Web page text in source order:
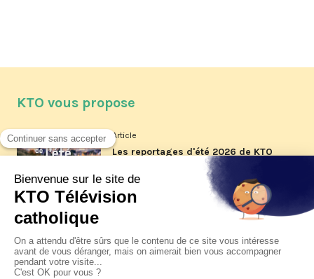
KTO vous propose
Article
Les reportages d'été 2026 de KTO
Article
La visite pastorale du pape Léon
jeudi 6 août